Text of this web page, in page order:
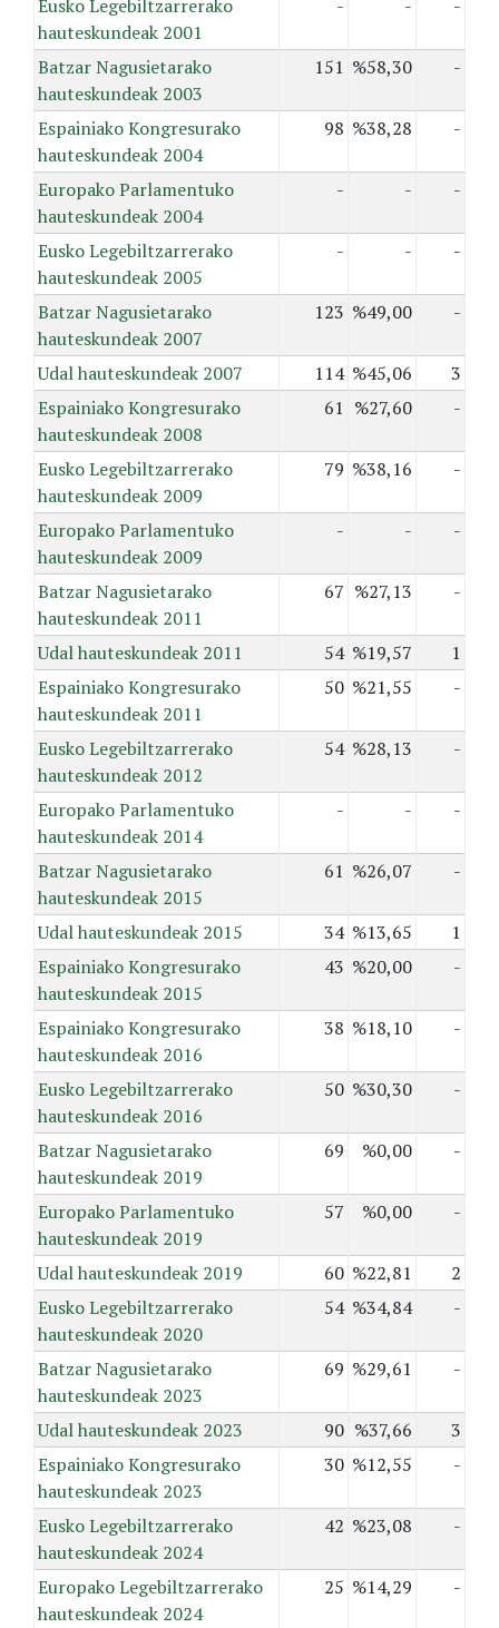
Eusko Legebiltzarrerako
hauteskundeak 2001
- - -
Batzar Nagusietarako
hauteskundeak 2003
151 %58,30 -
Espainiako Kongresurako
hauteskundeak 2004
98 %38,28 -
Europako Parlamentuko
hauteskundeak 2004
- - -
Eusko Legebiltzarrerako
hauteskundeak 2005
- - -
Batzar Nagusietarako
hauteskundeak 2007
123 %49,00 -
Udal hauteskundeak 2007 114 %45,06
3
Espainiako Kongresurako
hauteskundeak 2008
61 %27,60 -
Eusko Legebiltzarrerako
hauteskundeak 2009
79 %38,16 -
Europako Parlamentuko
hauteskundeak 2009
- - -
Batzar Nagusietarako
hauteskundeak 2011
67 %27,13 -
Udal hauteskundeak 2011 54 %19,57
1
Espainiako Kongresurako
hauteskundeak 2011
50 %21,55 -
Eusko Legebiltzarrerako
hauteskundeak 2012
54 %28,13 -
Europako Parlamentuko
hauteskundeak 2014
- - -
Batzar Nagusietarako
hauteskundeak 2015
61 %26,07 -
Udal hauteskundeak 2015 34 %13,65
1
Espainiako Kongresurako
hauteskundeak 2015
43 %20,00 -
Espainiako Kongresurako
hauteskundeak 2016
38 %18,10 -
Eusko Legebiltzarrerako
hauteskundeak 2016
50 %30,30 -
Batzar Nagusietarako
hauteskundeak 2019
69 %0,00 -
Europako Parlamentuko
hauteskundeak 2019
57 %0,00 -
Udal hauteskundeak 2019 60 %22,81
2
Eusko Legebiltzarrerako
hauteskundeak 2020
54 %34,84 -
Batzar Nagusietarako
hauteskundeak 2023
69 %29,61 -
Udal hauteskundeak 2023 90 %37,66
3
Espainiako Kongresurako
hauteskundeak 2023
30 %12,55 -
Eusko Legebiltzarrerako
hauteskundeak 2024
42 %23,08 -
Europako Legebiltzarrerako
hauteskundeak 2024
25 %14,29 -